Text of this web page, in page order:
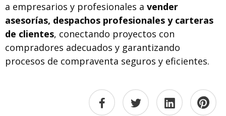
a empresarios y profesionales a vender
asesorías, despachos profesionales y carteras
de clientes, conectando proyectos con
compradores adecuados y garantizando
procesos de compraventa seguros y eficientes.